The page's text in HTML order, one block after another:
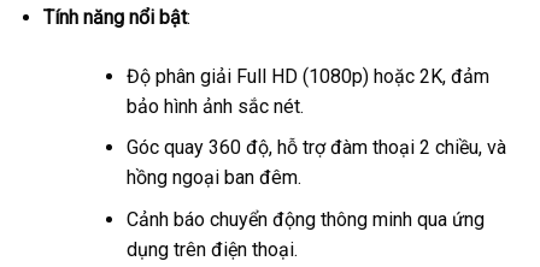
Tính năng nổi bật:
Độ phân giải Full HD (1080p) hoặc 2K, đảm
bảo hình ảnh sắc nét.
Góc quay 360 độ, hỗ trợ đàm thoại 2 chiều, và
hồng ngoại ban đêm.
Cảnh báo chuyển động thông minh qua ứng
dụng trên điện thoại.